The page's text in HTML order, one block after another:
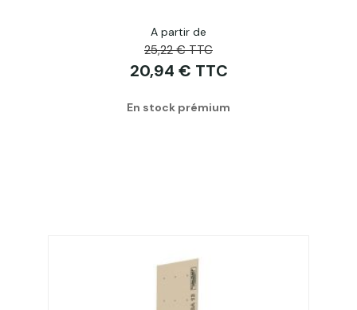
A partir de
25,22 € TTC
20,94 € TTC
En stock prémium